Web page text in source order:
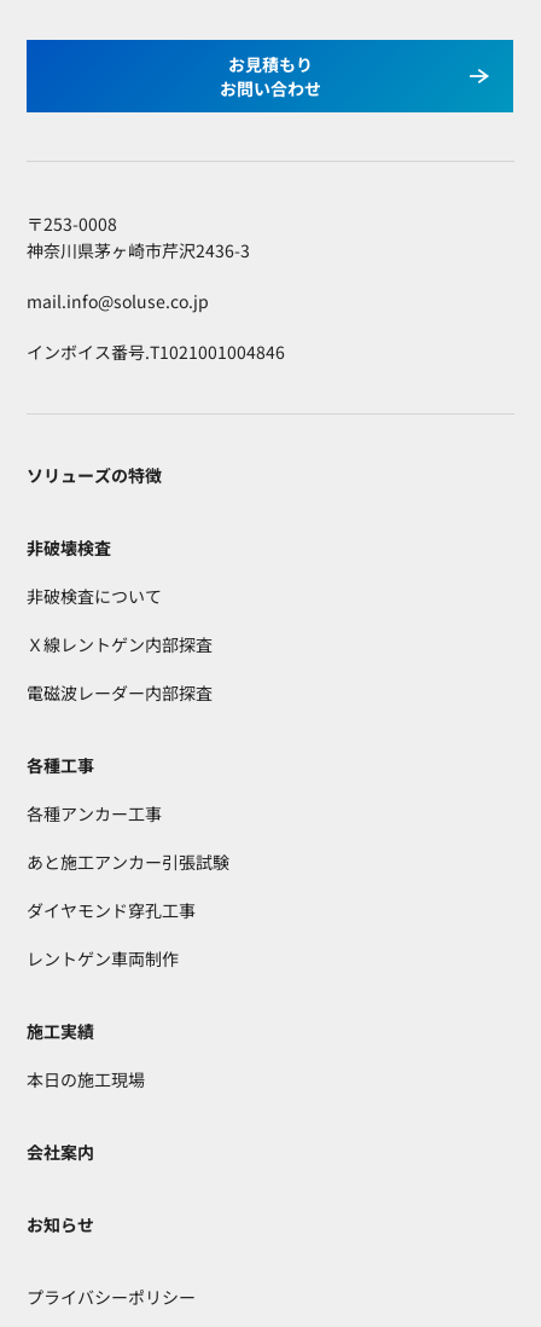
お見積もり
お問い合わせ
〒253-0008
神奈川県茅ヶ崎市芹沢2436-3
mail.info@soluse.co.jp
インボイス番号.T1021001004846
ソリューズの特徴
非破壊検査
非破検査について
Ｘ線レントゲン内部探査
電磁波レーダー内部探査
各種工事
各種アンカー工事
あと施工アンカー引張試験
ダイヤモンド穿孔工事
レントゲン車両制作
施工実績
本日の施工現場
会社案内
お知らせ
プライバシーポリシー